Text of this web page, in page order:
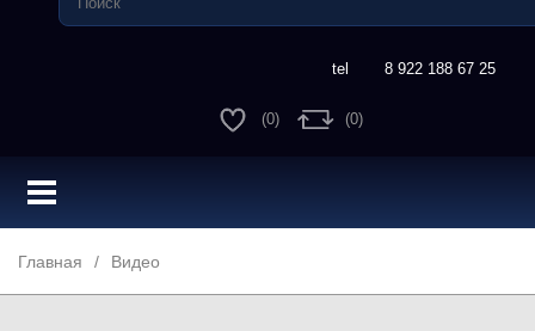
8 922 188 67 25
(0) (0)
Главная Видео